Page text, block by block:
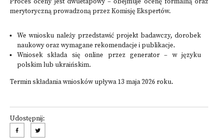
Proces oceny jest dwuetapowy – obejmuje ocenę formalną oraz
merytoryczną prowadzoną przez Komisję Ekspertów.
We wniosku należy przedstawić projekt badawczy, dorobek
naukowy oraz wymagane rekomendacje i publikacje.
Wniosek składa się online przez generator– w języku
polskim lub ukraińskim.
Termin składania wniosków upływa 13 maja 2026 roku.
Udostępnij: